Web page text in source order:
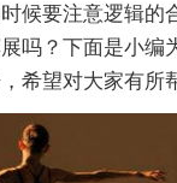
候要注意逻辑的
吗？下面是小编
希望对大家有所